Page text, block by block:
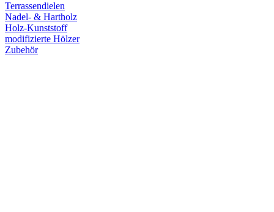
Terrassendielen
Nadel- & Hartholz
Holz-Kunststoff
modifizierte Hölzer
Zubehör